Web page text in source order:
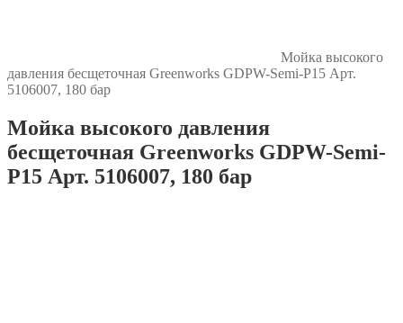
Мойка высокого
давления бесщеточная Greenworks GDPW-Semi-P15 Арт.
5106007, 180 бар
Мойка высокого давления
бесщеточная Greenworks GDPW-Semi-
P15 Арт. 5106007, 180 бар